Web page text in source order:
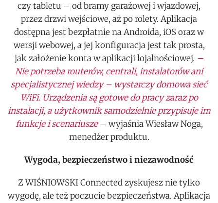
czy tabletu – od bramy garażowej i wjazdowej,
przez drzwi wejściowe, aż po rolety. Aplikacja
dostępna jest bezpłatnie na Androida, iOS oraz w
wersji webowej, a jej konfiguracja jest tak prosta,
jak założenie konta w aplikacji lojalnościowej. –
Nie potrzeba routerów, centrali, instalatorów ani
specjalistycznej wiedzy – wystarczy domowa sieć
WiFi. Urządzenia są gotowe do pracy zaraz po
instalacji, a użytkownik samodzielnie przypisuje im
funkcje i scenariusze– wyjaśnia Wiesław Noga,
menedżer produktu.
Wygoda, bezpieczeństwo i niezawodność
Z WIŚNIOWSKI Connected zyskujesz nie tylko
wygodę, ale też poczucie bezpieczeństwa. Aplikacja